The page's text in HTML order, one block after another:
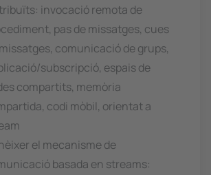
invocació remota de
pas de missatges, cues
comunicació de grups,
subscripció, espais de
compartits, memòria
codi mòbil, orientat a
el mecanisme de
basada en streams: